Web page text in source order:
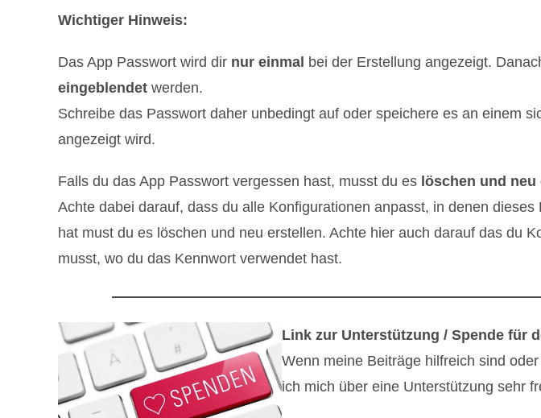
Wichtiger Hinweis:
Das App Passwort wird dir nur einmal bei der Erstellung angezeigt.
eingeblendet werden.
Schreibe das Passwort daher unbedingt auf oder speichere es an einem
angezeigt wird.
Falls du das App Passwort vergessen hast, musst du es löschen und neu
Achte dabei darauf, dass du alle Konfigurationen anpasst, in denen dieses
hat must du es löschen und neu erstellen. Achte hier auch darauf das du
musst, wo du das Kennwort verwendet hast.
Link zur Unterstützung / Spende für
Wenn meine Beiträge hilfreich sind
ich mich über eine Unterstützung sehr